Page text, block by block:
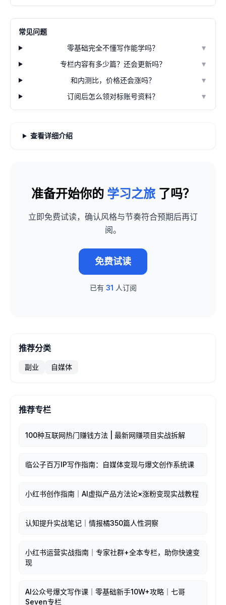
常见问题
零基础完全不懂写作能学吗？
▼
专栏内容有多少篇？还会更新吗？
▼
和内测比，价格还会涨吗？
▼
订阅后怎么领对标账号资料？
▼
查看详细介绍
准备开始你的 学习之旅 了吗？
立即免费试读，确认风格与节奏符合预期后再订
阅。
免费试读
已有 31 人订阅
推荐分类
副业 自媒体
推荐专栏
100种互联网热门赚钱方法 | 最新网赚项目实战拆解
临公子百万IP写作指南：自媒体变现与爆文创作系统课
小红书创作指南｜AI虚拟产品方法论×涨粉变现实战教程
认知提升实战笔记｜情报橘350篇人性洞察
小红书运营实战指南｜专家社群+全本专栏，助你快速变
现
AI公众号爆文写作课｜零基础新手10W+攻略｜七哥
Seven专栏